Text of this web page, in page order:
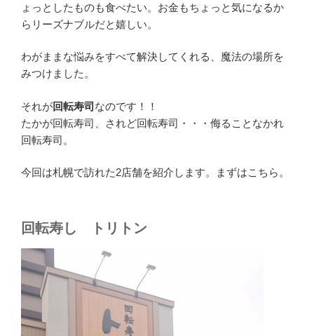
ょっとしたものも食べたい。お金もちょっと気になるか
らリーズナブルだと嬉しい。
わがままな悩みをすべて解決してくれる、魔法の場所を
みつけました。
それが回転寿司 なのです！！
たかが回転寿司、されど回転寿司・・・侮ることなかれ
回転寿司。
今回は札幌で訪れた2店舗を紹介します。まずはこちら。
回転寿し トリトン